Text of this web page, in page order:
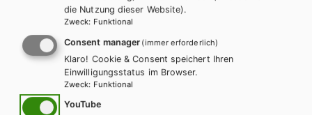
LEHRERSERVICE
Karin Ritz
+ 43 1 403 77 77 70
die Nutzung dieser Website).
Zweck: Funktional
Consent manager (immer erforderlich)
Klaro! Cookie & Consent speichert Ihren
Einwilligungsstatus im Browser.
Zweck: Funktional
YouTube